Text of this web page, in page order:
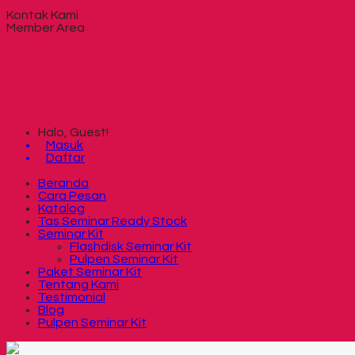
Kontak Kami
Member Area
Halo, Guest!
Masuk
Daftar
Beranda
Cara Pesan
Katalog
Tas Seminar Ready Stock
Seminar Kit
Flashdisk Seminar Kit
Pulpen Seminar Kit
Paket Seminar Kit
Tentang Kami
Testimonial
Blog
Pulpen Seminar Kit